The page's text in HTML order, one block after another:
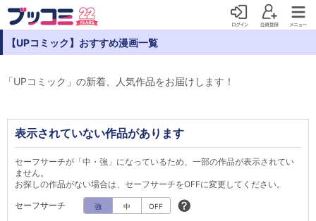
【UPコミック】おすすめ漫画一覧
「UPコミック」の新着、人気作品をお届けします！
表示されていない作品があります
セーフサーチが「中・強」になっているため、一部の作品が表示されてい
ません。
お探しの作品がない場合は、セーフサーチをOFFに変更してください。
セーフサーチ
強 中 OFF